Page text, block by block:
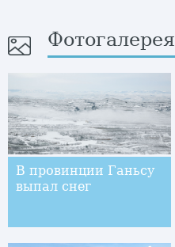
Фотогалерея
В провинции Ганьсу
выпал снег